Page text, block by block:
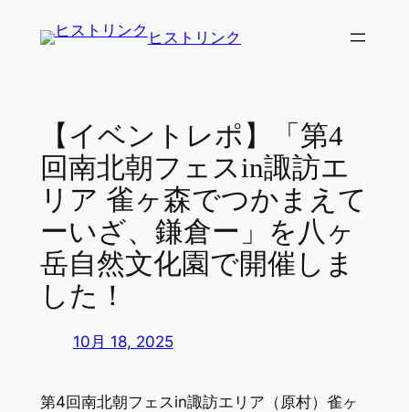
ヒストリンク
【イベントレポ】「第4
回南北朝フェスin諏訪エ
リア 雀ヶ森でつかまえて
ーいざ、鎌倉ー」を八ヶ
岳自然文化園で開催しま
した！
10月 18, 2025
第4回南北朝フェスin諏訪エリア（原村）雀ヶ